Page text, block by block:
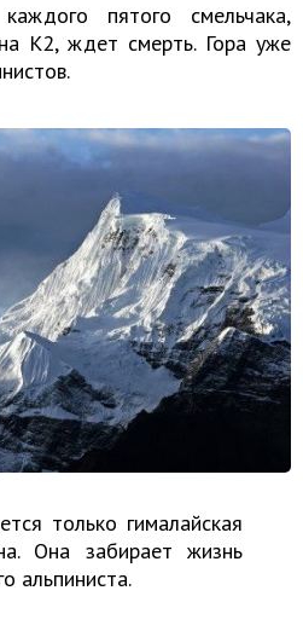
пятого смельчака,
К2, ждет смерть. Гора уже
только гималайская
Она забирает жизнь
альпиниста.